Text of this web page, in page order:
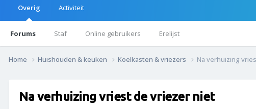
Overig
Forums Staf Online gebruikers Erelijst
Activiteit
Home Huishouden & keuken Koelkasten & vriezers Na verhuizing
Na verhuizing vriest de vriezer niet